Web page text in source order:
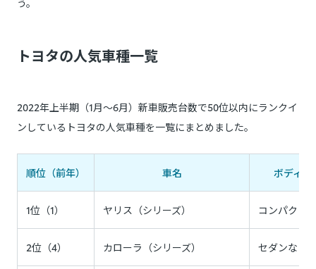
う。
トヨタの人気車種一覧
2022年上半期（1月～6月）新車販売台数で50位以内にランクイ
ンしているトヨタの人気車種を一覧にまとめました。
順位（前年） 車名 ボディタ
1位（1） ヤリス（シリーズ） コンパクト
2位（4） カローラ（シリーズ） セダンなど